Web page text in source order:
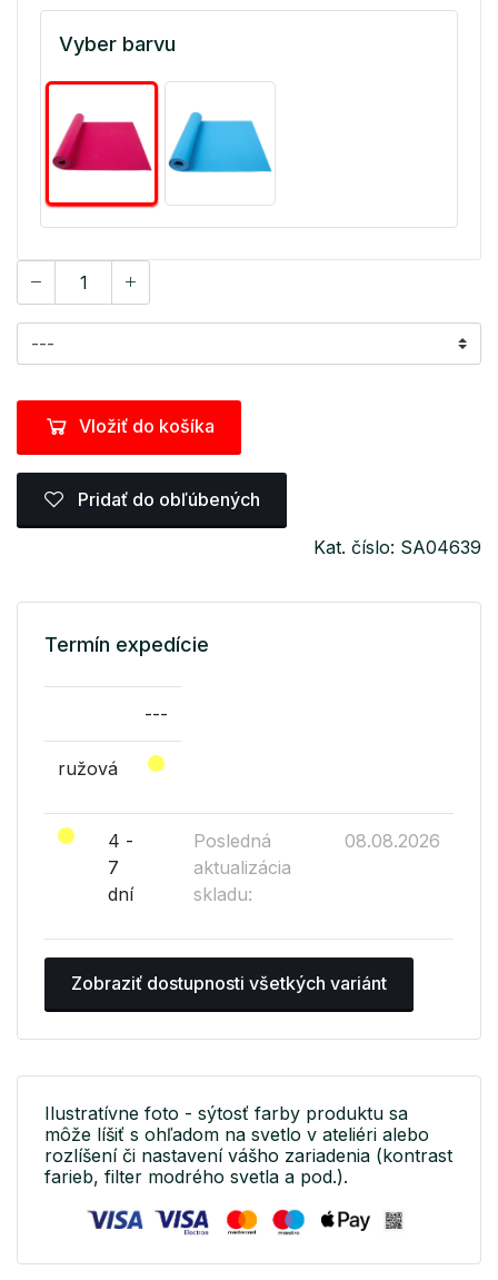
Vyber barvu
Vložiť do košíka
Pridať do obľúbených
Kat. číslo: SA04639
Termín expedície
---
ružová
4 -
7
dní
Posledná
aktualizácia
skladu:
08.08.2026
Zobraziť dostupnosti všetkých variánt
Ilustratívne foto - sýtosť farby produktu sa
môže líšiť s ohľadom na svetlo v ateliéri alebo
rozlíšení či nastavení vášho zariadenia (kontrast
farieb, filter modrého svetla a pod.).